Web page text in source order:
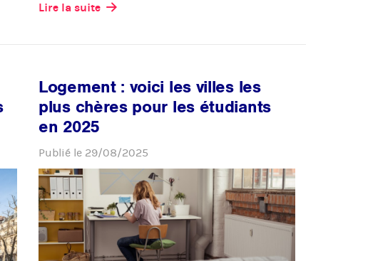
Lire la suite
Logement : voici les villes les
plus chères pour les étudiants
en 2025
Publié le 29/08/2025